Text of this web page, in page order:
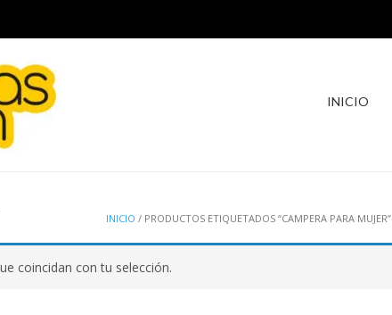
INICIO
INICIO / PRODUCTOS ETIQUETADOS “CAMPERA PARA MUJER”
coincidan con tu selección.